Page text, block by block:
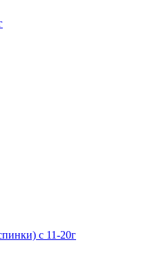
с 11-20г